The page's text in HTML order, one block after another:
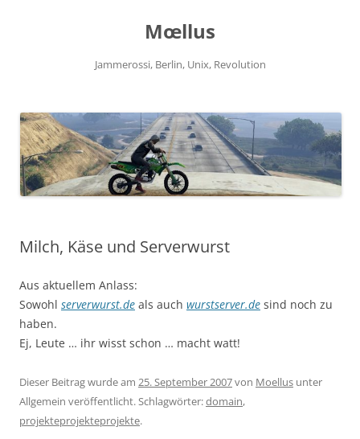
Mœllus
Jammerossi, Berlin, Unix, Revolution
Milch, Käse und Serverwurst
Aus aktuellem Anlass:
Sowohl serverwurst.de als auch wurstserver.de sind noch zu
haben.
Ej, Leute … ihr wisst schon … macht watt!
Dieser Beitrag wurde am 25. September 2007von Moellus unter
Allgemein veröffentlicht. Schlagwörter:domain,
projekteprojekteprojekte.